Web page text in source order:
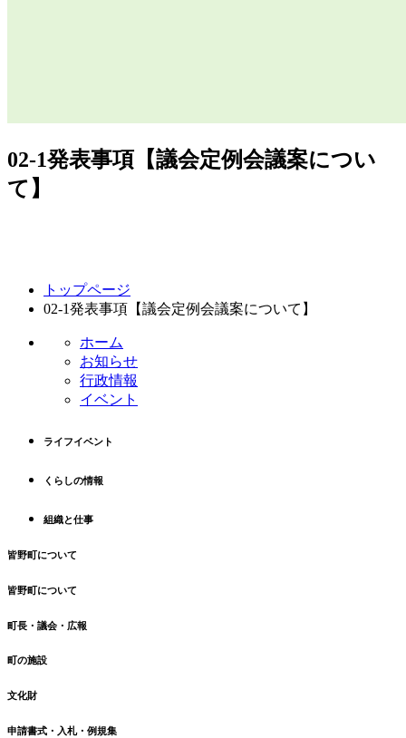
02-1発表事項【議会定例会議案につい
て】
トップページ
02-1発表事項【議会定例会議案について】
ホーム
お知らせ
行政情報
イベント
ライフイベント
くらしの情報
組織と仕事
皆野町について
皆野町について
町長・議会・広報
町の施設
文化財
申請書式・入札・例規集